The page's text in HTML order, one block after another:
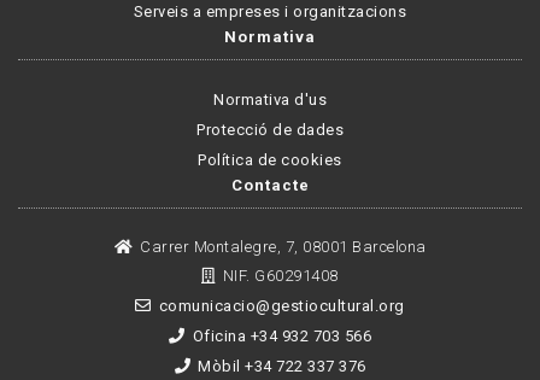
Serveis a empreses i organitzacions
Normativa
Normativa d'us
Protecció de dades
Política de cookies
Contacte
Carrer Montalegre, 7, 08001 Barcelona
NIF. G60291408
comunicacio@gestiocultural.org
Oficina +34 932 703 566
Mòbil +34 722 337 376